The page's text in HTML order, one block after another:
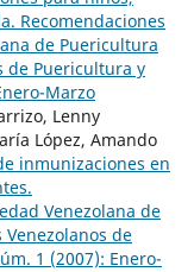
Recomendaciones
de Puericultura
de Puericultura y
Marzo
Lenny
López, Amando
inmunizaciones en
Venezolana de
Venezolanos de
1 (2007): Enero-